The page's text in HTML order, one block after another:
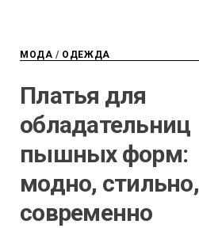
МОДА / ОДЕЖДА
Платья для
обладательниц
пышных форм:
модно, стильно,
современно